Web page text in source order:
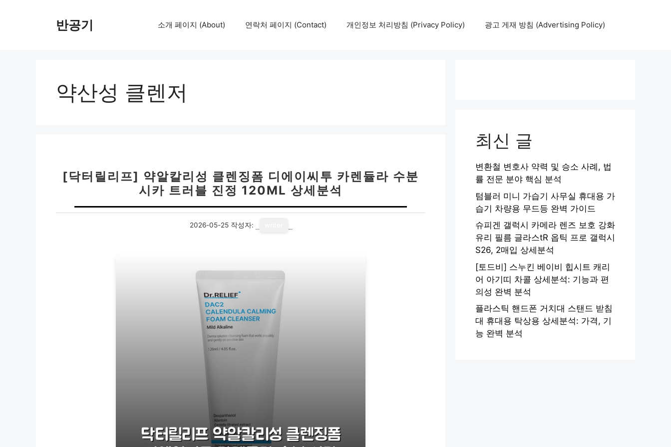
반공기 소개 페이지 (About) 연락처 페이지 (Contact) 개인정보 처리방침 (Privacy Policy) 광고 게재 방침 (Advertising Policy)
약산성 클렌저
[닥터릴리프] 약알칼리성 클렌징폼 디에이씨투 카렌듈라 수분
시카 트러블 진정 120ML 상세분석
2026-05-25 작성자:
최신 글
변환철 변호사 약력 및 승소 사례, 법
률 전문 분야 핵심 분석
텀블러 미니 가습기 사무실 휴대용 가
습기 차량용 무드등 완벽 가이드
슈피겐 갤럭시 카메라 렌즈 보호 강화
유리 필름 글라스tR 옵틱 프로 갤럭시
S26, 2매입 상세분석
[토드비] 스누킨 베이비 힙시트 캐리
어 아기띠 차콜 상세분석: 기능과 편
의성 완벽 분석
플라스틱 핸드폰 거치대 스탠드 받침
대 휴대용 탁상용 상세분석: 가격, 기
능 완벽 분석